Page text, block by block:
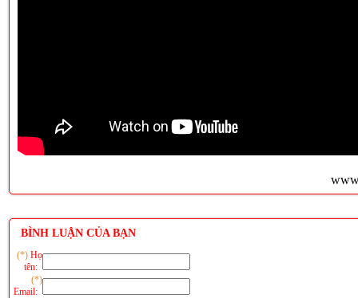
BÌNH LUẬN CỦA BẠN
(*) Họ
tên:
(*)
Email: